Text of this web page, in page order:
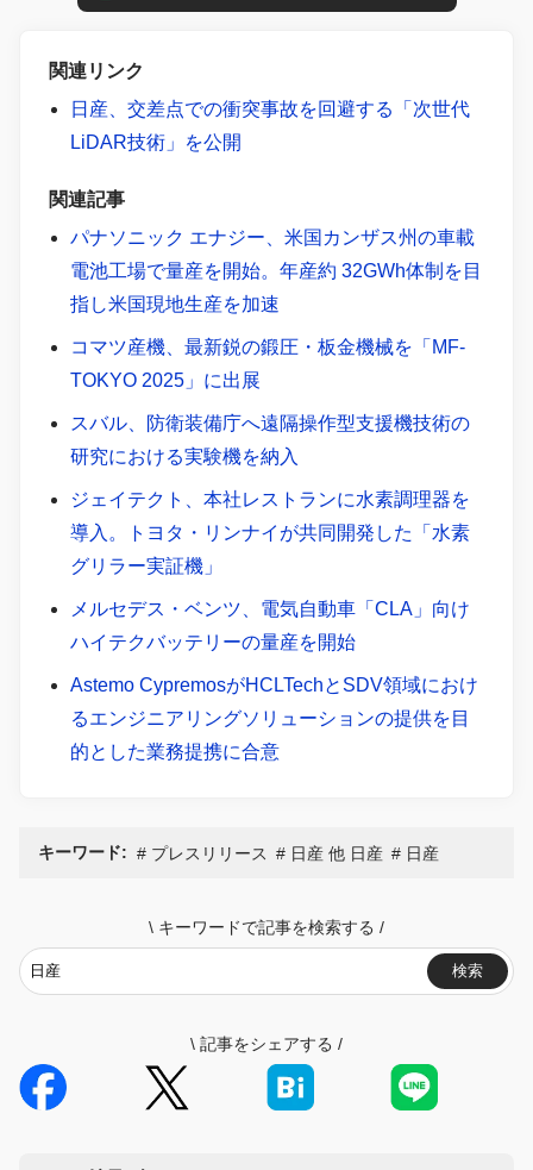
関連リンク
日産、交差点での衝突事故を回避する「次世代
LiDAR技術」を公開
関連記事
パナソニック エナジー、米国カンザス州の車載
電池工場で量産を開始。年産約 32GWh体制を目
指し米国現地生産を加速
コマツ産機、最新鋭の鍛圧・板金機械を「MF-
TOKYO 2025」に出展
スバル、防衛装備庁へ遠隔操作型支援機技術の
研究における実験機を納入
ジェイテクト、本社レストランに水素調理器を
導入。トヨタ・リンナイが共同開発した「水素
グリラー実証機」
メルセデス・ベンツ、電気自動車「CLA」向け
ハイテクバッテリーの量産を開始
Astemo CypremosがHCLTechとSDV領域におけ
るエンジニアリングソリューションの提供を目
的とした業務提携に合意
キーワード: プレスリリース 日産 他 日産 日産
\ キーワードで記事を検索する /
検索
\ 記事をシェアする /